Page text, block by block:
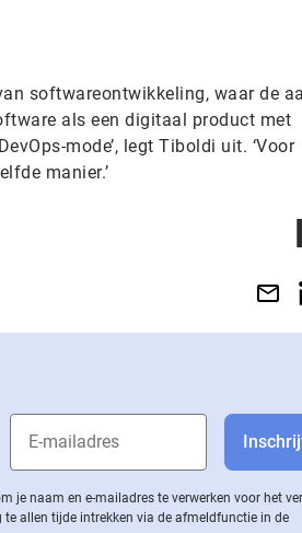
softwareontwikkeling, waar de
als een digitaal product met
mode’, legt Tiboldi uit. ‘Voor
manier.’
je naam en e-mailadres te verwerken voor het
allen tijde intrekken via de af­meld­func­tie in de